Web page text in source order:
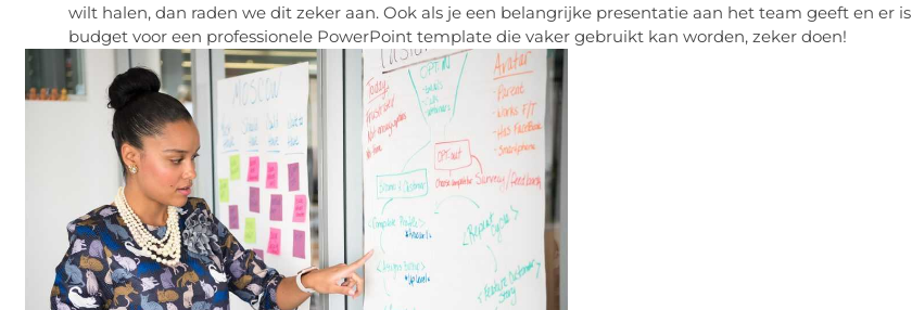
wilt halen, dan raden we dit zeker aan. Ook als je een belangrijke presentatie aan het team geeft en er is
budget voor een professionele PowerPoint template die vaker gebruikt kan worden, zeker doen!